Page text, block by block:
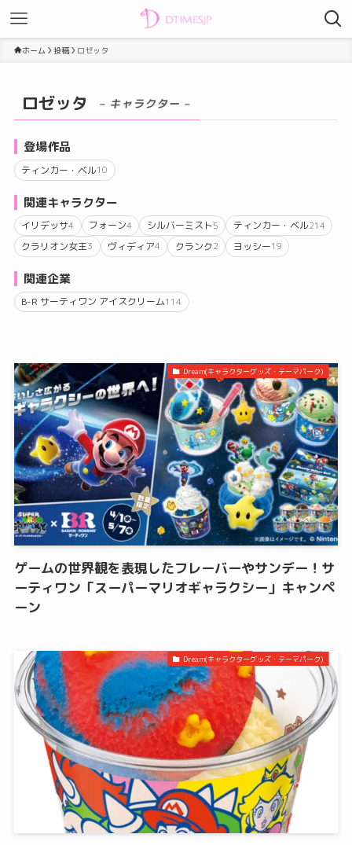
ホーム 投稿 ロゼッタ
ロゼッタ – キャラクター –
登場作品
ティンカー・ベル10
関連キャラクター
イリデッサ4 フォーン4 シルバーミスト5 ティンカー・ベル214
クラリオン女王3 ヴィディア4 クランク2 ヨッシー19
関連企業
B-R サーティワン アイスクリーム114
Dream(キャラクターグッズ・テーマパーク)
ゲームの世界観を表現したフレーバーやサンデー！サ
ーティワン「スーパーマリオギャラクシー」キャンペ
ーン
Dream(キャラクターグッズ・テーマパーク)